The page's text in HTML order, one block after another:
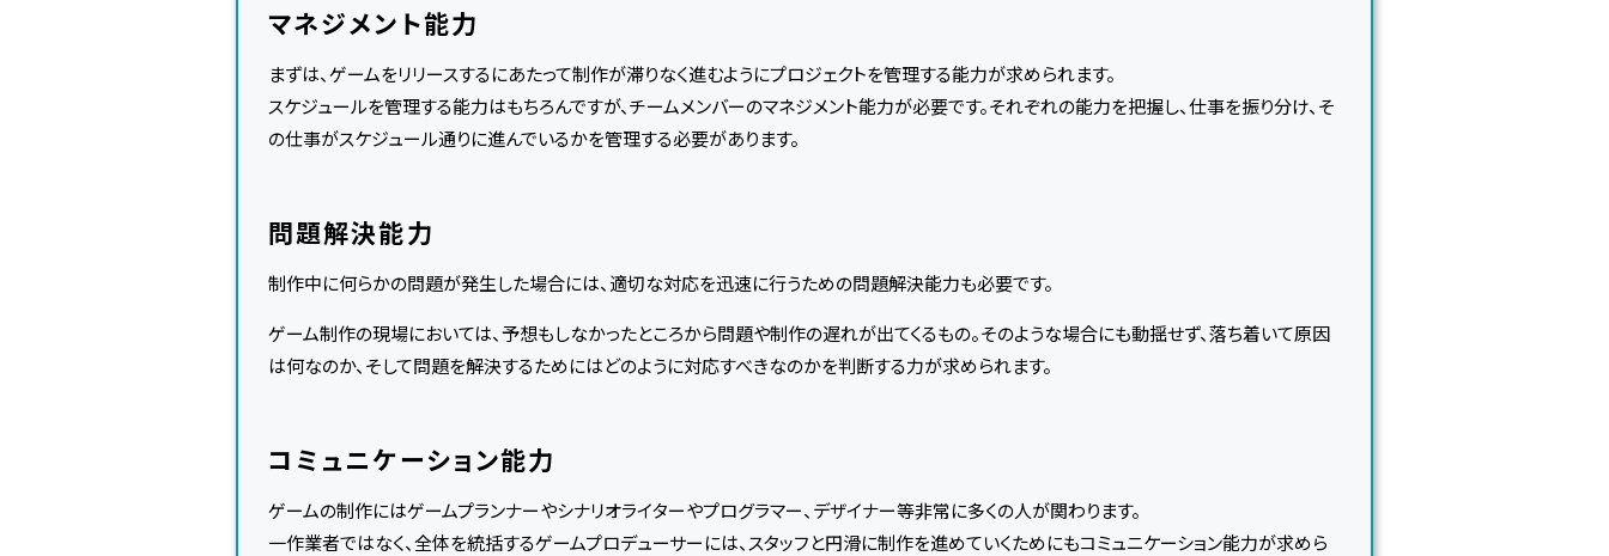
マネジメント能力
まずは、ゲームをリリースするにあたって制作が滞りなく進むようにプロジェクトを管理する能力が求められます。
スケジュールを管理する能力はもちろんですが、チームメンバーのマネジメント能力が必要です。それぞれの能力を把握し、仕事を振り分け、そ
の仕事がスケジュール通りに進んでいるかを管理する必要があります。
問題解決能力
制作中に何らかの問題が発生した場合には、適切な対応を迅速に行うための問題解決能力も必要です。
ゲーム制作の現場においては、予想もしなかったところから問題や制作の遅れが出てくるもの。そのような場合にも動揺せず、落ち着いて原因
は何なのか、そして問題を解決するためにはどのように対応すべきなのかを判断する力が求められます。
コミュニケーション能力
ゲームの制作にはゲームプランナーやシナリオライターやプログラマー、デザイナー等非常に多くの人が関わります。
一作業者ではなく、全体を統括するゲームプロデューサーには、スタッフと円滑に制作を進めていくためにもコミュニケーション能力が求めら